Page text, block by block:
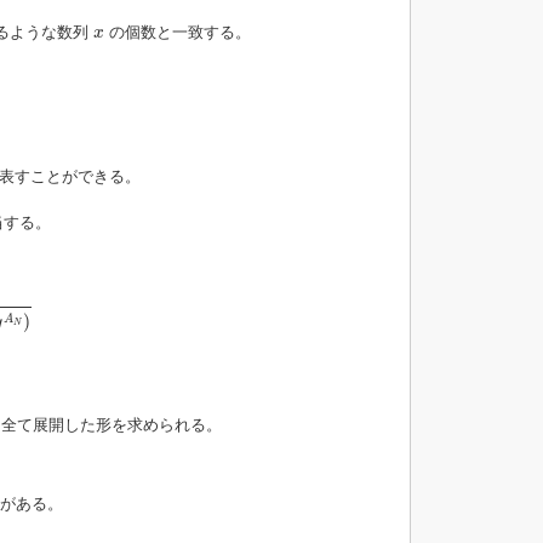
ような数列x
x の個数と一致する。
すことができる。
る。
AN )
て展開した形を求められる。
ある。